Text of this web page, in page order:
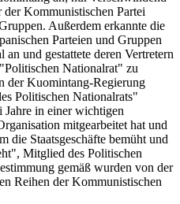
Kommunistischen Partei
Außerdem erkannte die
Parteien und Gruppen
und gestattete deren Vertretern
Nationalrat" zu
der Kuomintang-Regierung
Politischen Nationalrats"
Jahre in einer wichtigen
mitgearbeitet hat und
die Staatsgeschäfte bemüht und
Mitglied des Politischen
gemäß wurden von der
Reihen der Kommunistischen